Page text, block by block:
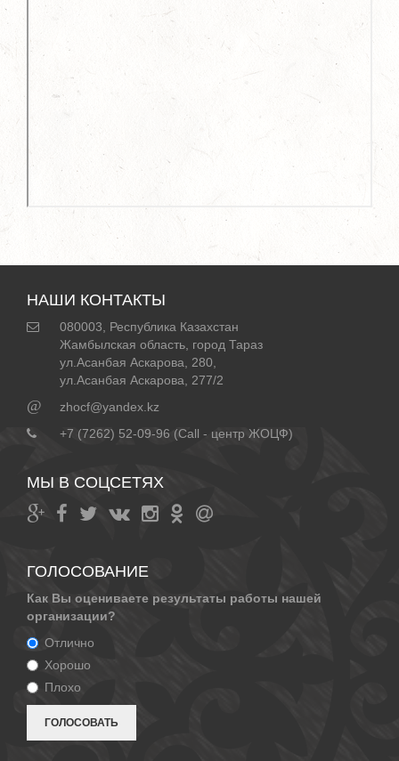
НАШИ КОНТАКТЫ
080003, Республика Казахстан
Жамбылская область, город Тараз
ул.Асанбая Аскарова, 280,
ул.Асанбая Аскарова, 277/2
@
zhocf@yandex.kz
+7 (7262) 52-09-96 (Call - центр ЖОЦФ)
МЫ В СОЦСЕТЯХ
ГОЛОСОВАНИЕ
Как Вы оцениваете результаты работы нашей
организации?
Отлично
Хорошо
Плохо